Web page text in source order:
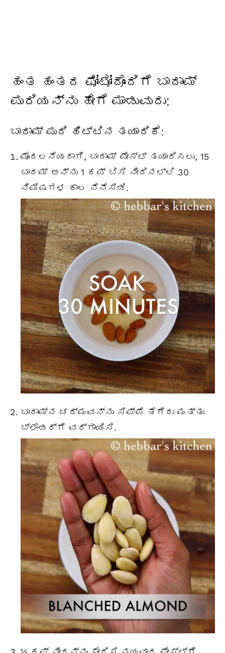
ಹಂತ ಹಂತದ ಫೋಟೋದೊಂದಿಗೆ ಬಾದಾಮ್
ಪುರಿಯನ್ನು ಹೇಗೆ ಮಾಡುವುದು:
ಬಾದಾಮ್ ಪುರಿ ಹಿಟ್ಟಿನ ತಯಾರಿಕೆ:
ಮೊದಲನೆಯದಾಗಿ, ಬಾದಾಮ್ ಪೇಸ್ಟ್ ತಯಾರಿಸಲು, 15
ಬಾದಮ್ ಅನ್ನು 1 ಕಪ್ ಬಿಸಿ ನೀರಿನಲ್ಲಿ 30
ನಿಮಿಷಗಳ ಕಾಲ ನೆನೆಸಿಡಿ.
ಬಾದಾಮ್ನ ಚರ್ಮವನ್ನು ಸಿಪ್ಪೆ ತೆಗೆದು ಮತ್ತು
ಬ್ಲೆಂಡರ್ಗೆ ವರ್ಗಾಯಿಸಿ.